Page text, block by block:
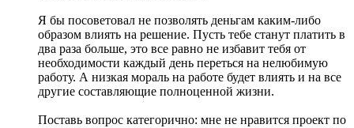
Я бы посоветовал не позволять деньгам каким-либо
образом влиять на решение. Пусть тебе станут платить в
два раза больше, это все равно не избавит тебя от
необходимости каждый день переться на нелюбимую
работу. А низкая мораль на работе будет влиять и на все
другие составляющие полноценной жизни.
Поставь вопрос категорично: мне не нравится проект по